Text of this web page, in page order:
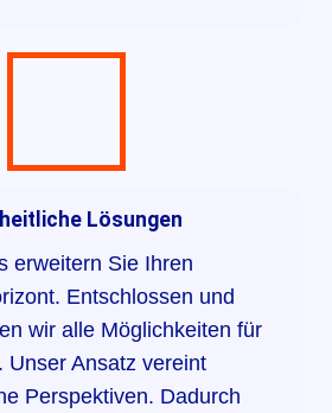
Lösungen
erweitern Sie Ihren
Entschlossen und
wir alle Möglichkeiten für
Unser Ansatz vereint
Perspektiven. Dadurch